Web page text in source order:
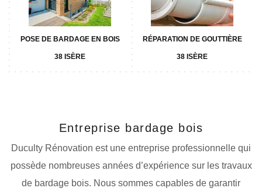
POSE DE BARDAGE EN BOIS
38 ISÈRE
RÉPARATION DE GOUTTIÈRE
38 ISÈRE
Entreprise bardage bois
Duculty Rénovation est une entreprise professionnelle qui
possède nombreuses années d’expérience sur les travaux
de bardage bois. Nous sommes capables de garantir